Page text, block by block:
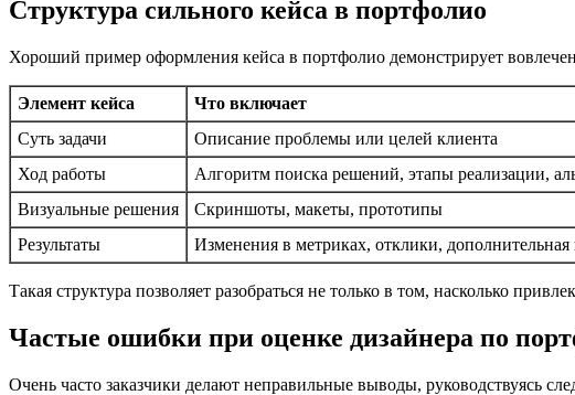
Структура сильного кейса в портфолио
Хороший пример оформления кейса в портфолио демонстрирует
Элемент кейса Что включает
Суть задачи
Описание проблемы или целей клиента
Ход работы
Алгоритм поиска решений, этапы реализации,
Визуальные решения
Скриншоты, макеты, прототипы
Результаты
Изменения в метриках, отклики, дополнительная
Такая структура позволяет разобраться не только в том, насколько
Частые ошибки при оценке дизайнера по
Очень часто заказчики делают неправильные выводы, руководствуясь